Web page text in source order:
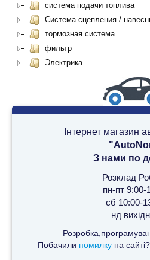
система подачи топлива
Система сцепления /
тормозная система
фильтр
Электрика
Інтернет магазин
З нами по
Розклад
пн-пт 9:00-
сб 10:00-
нд
Побачили помилку на